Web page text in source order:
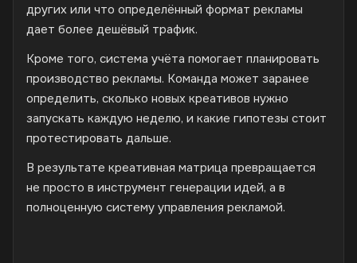
других или что определённый формат рекламы
дает более дешёвый трафик.
Кроме того, система учёта помогает планировать
производство рекламы. Команда может заранее
определить, сколько новых креативов нужно
запускать каждую неделю, и какие гипотезы стоит
протестировать дальше.
В результате креативная матрица превращается
не просто в инструмент генерации идей, а в
полноценную систему управления рекламой.